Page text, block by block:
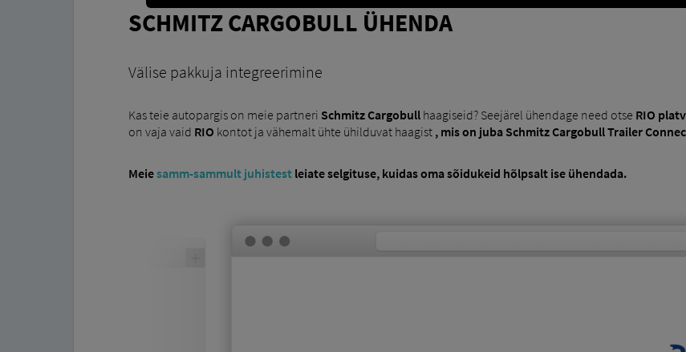
SCHMITZ CARGOBULL ÜHENDA
Välise pakkuja integreerimine
Kas teie autopargis on meie partneri Schmitz Cargobullhaagiseid? Seejärel ühendage need otse RIO
on vaja vaid RIO kontot ja vähemalt ühte ühilduvat haagist , mis on juba Schmitz Cargobull Trailer
Meiesamm-sammult juhistestleiate selgituse, kuidas oma sõidukeid hõlpsalt ise ühendada.